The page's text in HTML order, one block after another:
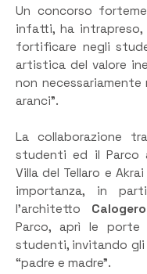
Un concorso
infatti, ha
fortificare negli
artistica del valore
non
aranci”.
La collaborazione
studenti ed il Parco
Villa del Tellaro e
importanza, in
l’architetto
Parco, aprì le porte
studenti, invitando gli
“padre e madre”.